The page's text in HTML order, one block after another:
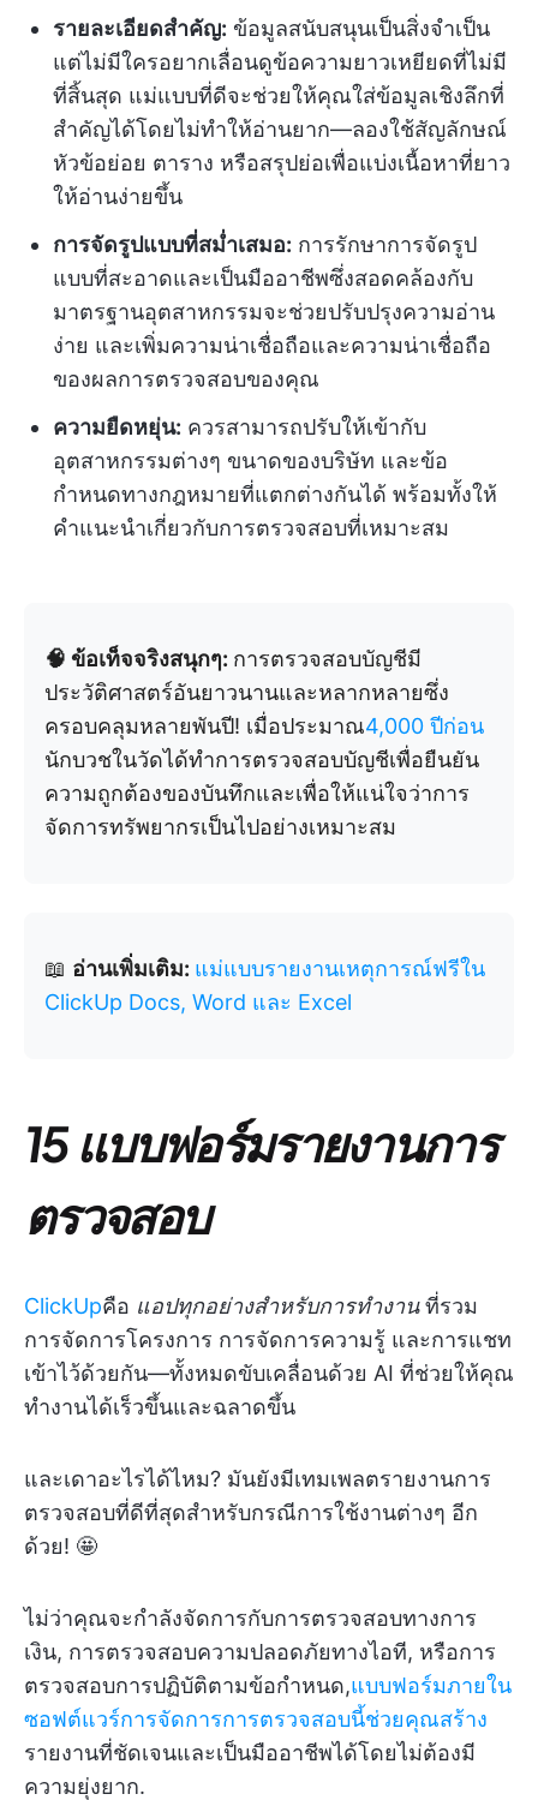
รายละเอียดสำคัญ: ข้อมูลสนับสนุนเป็นสิ่งจำเป็น
แต่ไม่มีใครอยากเลื่อนดูข้อความยาวเหยียดที่ไม่มี
ที่สิ้นสุด แม่แบบที่ดีจะช่วยให้คุณใส่ข้อมูลเชิงลึกที่
สำคัญได้โดยไม่ทำให้อ่านยาก—ลองใช้สัญลักษณ์
หัวข้อย่อย ตาราง หรือสรุปย่อเพื่อแบ่งเนื้อหาที่ยาว
ให้อ่านง่ายขึ้น
การจัดรูปแบบที่สม่ำเสมอ: การรักษาการจัดรูป
แบบที่สะอาดและเป็นมืออาชีพซึ่งสอดคล้องกับ
มาตรฐานอุตสาหกรรมจะช่วยปรับปรุงความอ่าน
ง่าย และเพิ่มความน่าเชื่อถือและความน่าเชื่อถือ
ของผลการตรวจสอบของคุณ
ความยืดหยุ่น: ควรสามารถปรับให้เข้ากับ
อุตสาหกรรมต่างๆ ขนาดของบริษัท และข้อ
กำหนดทางกฎหมายที่แตกต่างกันได้ พร้อมทั้งให้
คำแนะนำเกี่ยวกับการตรวจสอบที่เหมาะสม
🧠 ข้อเท็จจริงสนุกๆ: การตรวจสอบบัญชีมี
ประวัติศาสตร์อันยาวนานและหลากหลายซึ่ง
ครอบคลุมหลายพันปี! เมื่อประมาณ4,000 ปีก่อน
นักบวชในวัดได้ทำการตรวจสอบบัญชีเพื่อยืนยัน
ความถูกต้องของบันทึกและเพื่อให้แน่ใจว่าการ
จัดการทรัพยากรเป็นไปอย่างเหมาะสม
📖 อ่านเพิ่มเติม: แม่แบบรายงานเหตุการณ์ฟรีใน
ClickUp Docs, Word และ Excel
15 แบบฟอร์มรายงานการ
ตรวจสอบ
ClickUpคือ แอปทุกอย่างสำหรับการทำงานที่รวม
การจัดการโครงการ การจัดการความรู้ และการแชท
เข้าไว้ด้วยกัน—ทั้งหมดขับเคลื่อนด้วย AI ที่ช่วยให้คุณ
ทำงานได้เร็วขึ้นและฉลาดขึ้น
และเดาอะไรได้ไหม? มันยังมีเทมเพลตรายงานการ
ตรวจสอบที่ดีที่สุดสำหรับกรณีการใช้งานต่างๆ อีก
ด้วย! 🤩
ไม่ว่าคุณจะกำลังจัดการกับการตรวจสอบทางการ
เงิน, การตรวจสอบความปลอดภัยทางไอที, หรือการ
ตรวจสอบการปฏิบัติตามข้อกำหนด,แบบฟอร์มภายใน
ซอฟต์แวร์การจัดการการตรวจสอบนี้ช่วยคุณสร้าง
รายงานที่ชัดเจนและเป็นมืออาชีพได้โดยไม่ต้องมี
ความยุ่งยาก.